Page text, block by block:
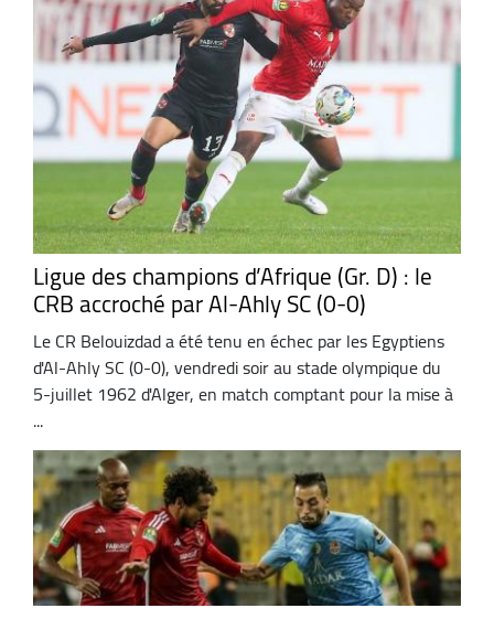
Ligue des champions d’Afrique (Gr. D) : le
CRB accroché par Al-Ahly SC (0-0)
Le CR Belouizdad a été tenu en échec par les Egyptiens
d'Al-Ahly SC (0-0), vendredi soir au stade olympique du
5-juillet 1962 d'Alger, en match comptant pour la mise à
...